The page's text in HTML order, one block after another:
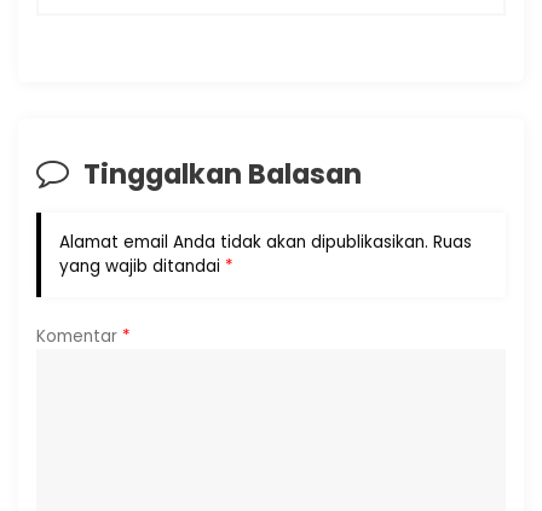
Tinggalkan Balasan
Alamat email Anda tidak akan dipublikasikan. Ruas
yang wajib ditandai *
Komentar *